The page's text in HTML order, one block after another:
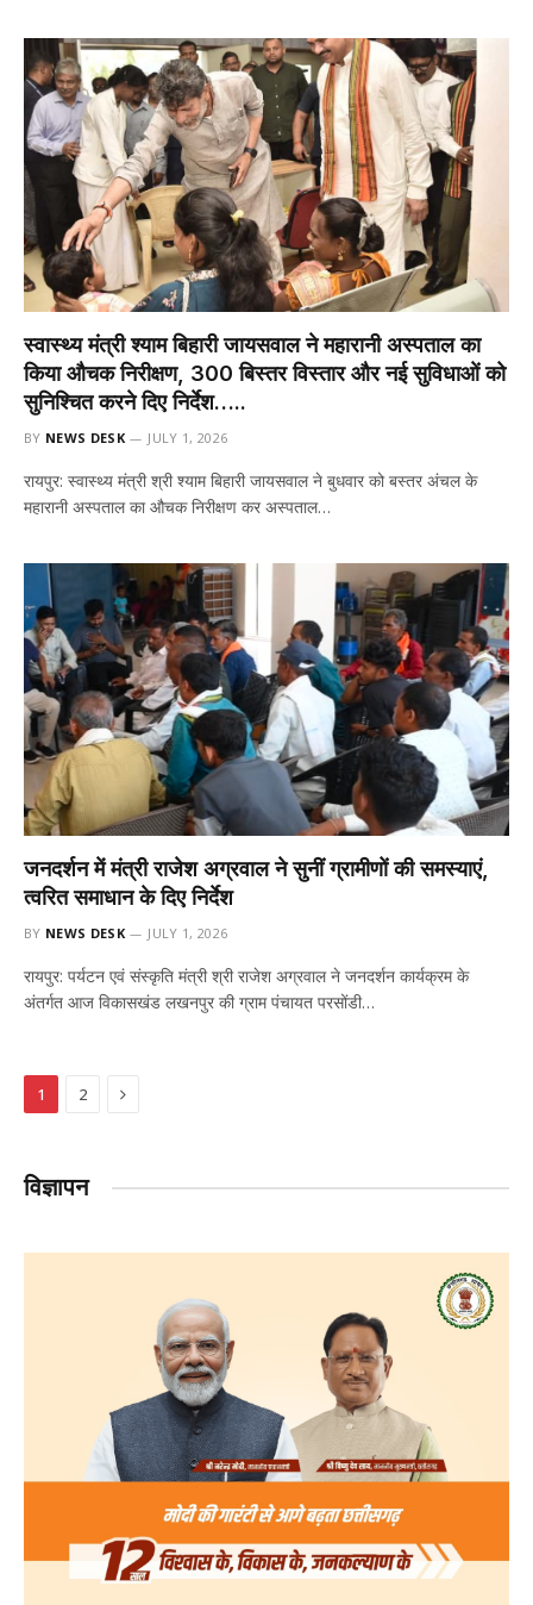
स्वास्थ्य मंत्री श्याम बिहारी जायसवाल ने महारानी अस्पताल का
किया औचक निरीक्षण, 300 बिस्तर विस्तार और नई सुविधाओं को
सुनिश्चित करने दिए निर्देश…..
BY NEWS DESK JULY 1, 2026
रायपुर: स्वास्थ्य मंत्री श्री श्याम बिहारी जायसवाल ने बुधवार को बस्तर अंचल के
महारानी अस्पताल का औचक निरीक्षण कर अस्पताल…
जनदर्शन में मंत्री राजेश अग्रवाल ने सुनीं ग्रामीणों की समस्याएं,
त्वरित समाधान के दिए निर्देश
BY NEWS DESK JULY 1, 2026
रायपुर: पर्यटन एवं संस्कृति मंत्री श्री राजेश अग्रवाल ने जनदर्शन कार्यक्रम के
अंतर्गत आज विकासखंड लखनपुर की ग्राम पंचायत परसोंडी…
1 2 Next
विज्ञापन